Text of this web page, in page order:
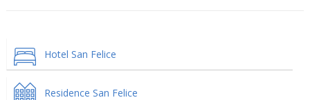
Hotel San Felice
Residence San Felice